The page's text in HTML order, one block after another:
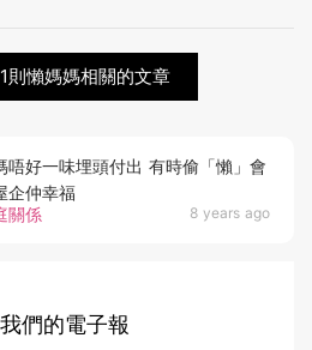
則懶媽媽相關的文章
關係 8 years ago
唔好一味埋頭付出 有時偷「懶」會
企仲幸福
們的電子報